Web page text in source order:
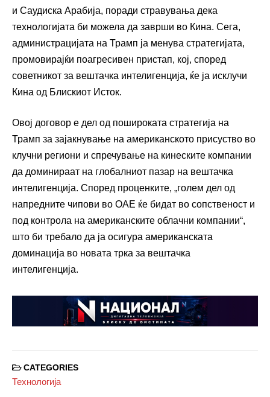
и Саудиска Арабија, поради стравувања дека
технологијата би можела да заврши во Кина. Сега,
администрацијата на Трамп ја менува стратегијата,
промовирајќи поагресивен пристап, кој, според
советникот за вештачка интелигенција, ќе ја исклучи
Кина од Блискиот Исток.
Овој договор е дел од пошироката стратегија на
Трамп за зајакнување на американското присуство во
клучни региони и спречување на кинеските компании
да доминираат на глобалниот пазар на вештачка
интелигенција. Според проценките, „голем дел од
напредните чипови во ОАЕ ќе бидат во сопственост и
под контрола на американските облачни компании“,
што би требало да ја осигура американската
доминација во новата трка за вештачка
интелигенција.
CATEGORIES
Технологија